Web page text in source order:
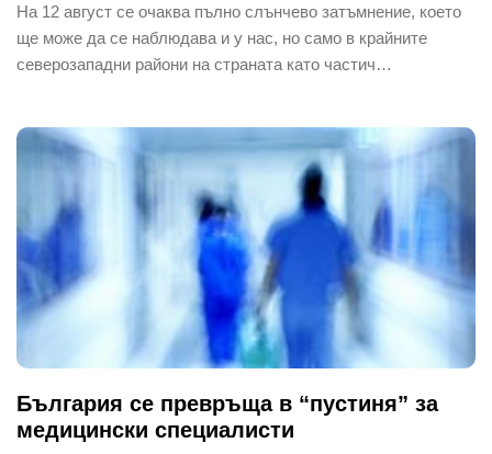
На 12 август се очаква пълно слънчево затъмнение, което
ще може да се наблюдава и у нас, но само в крайните
северозападни райони на страната като частич…
България се превръща в “пустиня” за
медицински специалисти